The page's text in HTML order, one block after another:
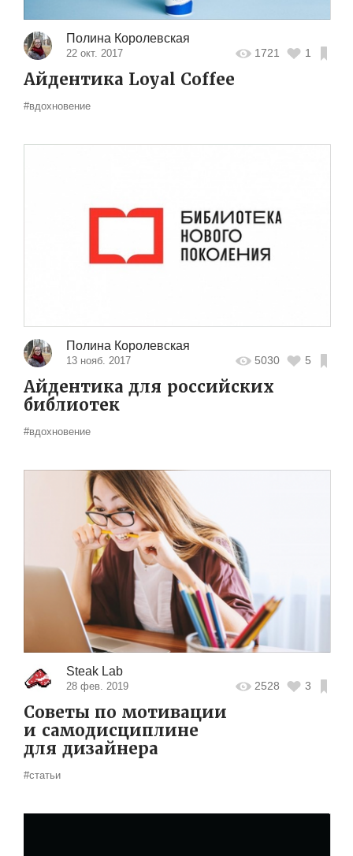
Полина Королевская
22 окт. 2017 1721 1
Айдентика Loyal Coffee
#вдохновение
Полина Королевская
13 нояб. 2017 5030 5
Айдентика для российских
библиотек
#вдохновение
Steak Lab
28 фев. 2019 2528 3
Советы по мотивации
и самодисциплине
для дизайнера
#статьи